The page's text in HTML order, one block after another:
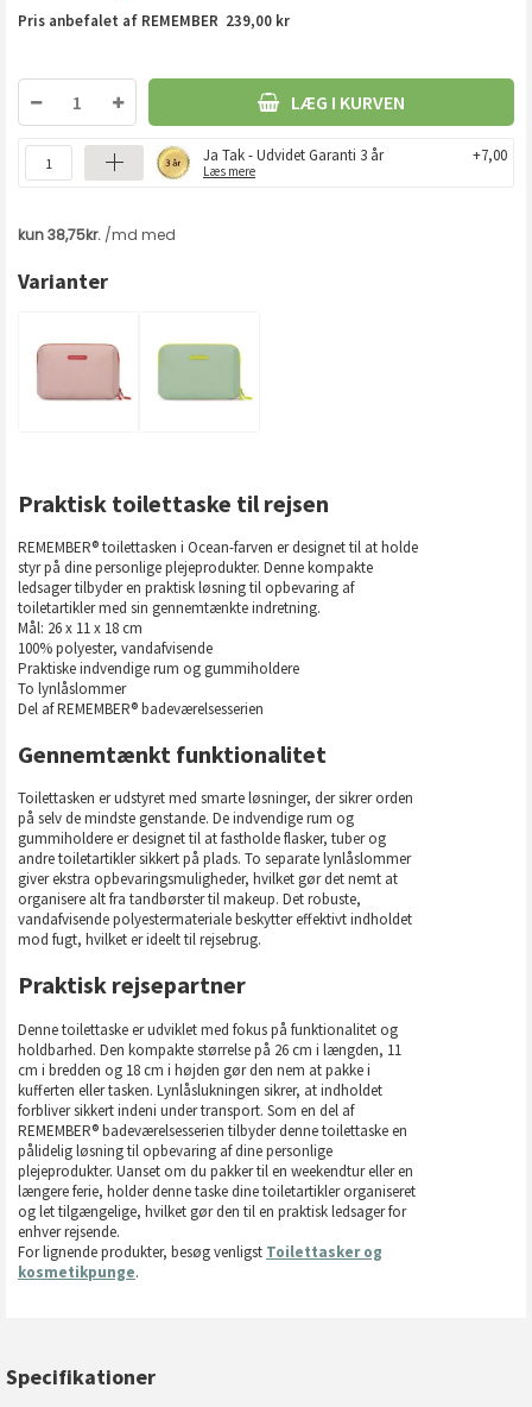
Pris anbefalet af REMEMBER 239,00 kr
LÆG I KURVEN
Ja Tak - Udvidet Garanti 3 år
Læs mere
+7,00
Varianter
Praktisk toilettaske til rejsen
REMEMBER® toilettasken i Ocean-farven er designet til at holde
styr på dine personlige plejeprodukter. Denne kompakte
ledsager tilbyder en praktisk løsning til opbevaring af
toiletartikler med sin gennemtænkte indretning.
Mål: 26 x 11 x 18 cm
100% polyester, vandafvisende
Praktiske indvendige rum og gummiholdere
To lynlåslommer
Del af REMEMBER® badeværelsesserien
Gennemtænkt funktionalitet
Toilettasken er udstyret med smarte løsninger, der sikrer orden
på selv de mindste genstande. De indvendige rum og
gummiholdere er designet til at fastholde flasker, tuber og
andre toiletartikler sikkert på plads. To separate lynlåslommer
giver ekstra opbevaringsmuligheder, hvilket gør det nemt at
organisere alt fra tandbørster til makeup. Det robuste,
vandafvisende polyestermateriale beskytter effektivt indholdet
mod fugt, hvilket er ideelt til rejsebrug.
Praktisk rejsepartner
Denne toilettaske er udviklet med fokus på funktionalitet og
holdbarhed. Den kompakte størrelse på 26 cm i længden, 11
cm i bredden og 18 cm i højden gør den nem at pakke i
kufferten eller tasken. Lynlåslukningen sikrer, at indholdet
forbliver sikkert indeni under transport. Som en del af
REMEMBER® badeværelsesserien tilbyder denne toilettaske en
pålidelig løsning til opbevaring af dine personlige
plejeprodukter. Uanset om du pakker til en weekendtur eller en
længere ferie, holder denne taske dine toiletartikler organiseret
og let tilgængelige, hvilket gør den til en praktisk ledsager for
enhver rejsende.
For lignende produkter, besøg venligst Toilettasker og
kosmetikpunge.
Specifikationer